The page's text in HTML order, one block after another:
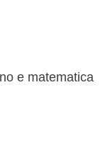
e matematica